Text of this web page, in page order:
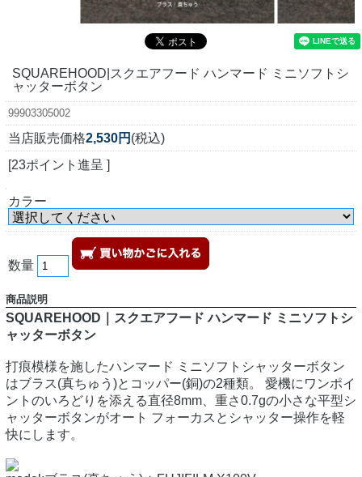
SQUAREHOOD|スクエアフード ハンマード ミニソフトシ
ャッターボタン
99903305002
当店販売価格2,530円 (税込)
[23ポイント進呈 ]
カラー
数量
商品説明
SQUAREHOOD｜スクエアフード ハンマード ミニソフトシ
ャッターボタン
打痕模様を施したハンマード ミニソフトシャッターボタン
はブラス(真ちゅう)とコッパー(銅)の2種類。 愛機にワンポイ
ントのいろどりを添える直径8mm、重さ0.7gの小さな平型シ
ャッターボタンがオート フォーカスとシャッター操作を軽
快にします。